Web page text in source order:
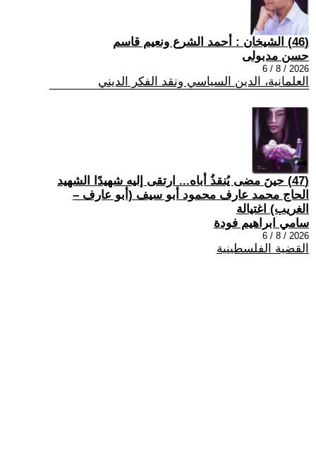
(46) الشيخان : أحمد الشرع ونعيم قاسم
حسن مدبولى
2026 / 8 / 6
العلمانية، الدين السياسي ونقد الفكر الديني
(47) حينَ مضى يُنقذُ أباه... ارتقى إليه شهيدًا الشهيد
الحاج محمد عارف محمود أبو سيف (أبو عارف –
الغريب) اغتيالة
سامي ابراهيم فودة
2026 / 8 / 6
القضية الفلسطينية